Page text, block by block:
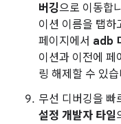
버깅으로 이동합
이션 이름을 탭하
페이지에서 adb
이션과 이전에 페
링 해제할 수 있
무선 디버깅을 빠
설정 개발자 타일